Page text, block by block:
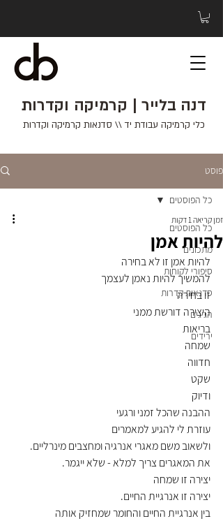
דנה בלייר | קרמיקה וקדרות
כלי קרמיקה עבודת יד \\ סדנאות קרמיקה וקדרות
פוסט
כל הפוסטים
מתכונים
סיפורי לקוחות
סדנאות קדרות
הגיגים
ירידים
כל הפוסטים
להיות אמן
זמן קריאה 1 דקות
להיות אמן זו לא בחירה
להמשיך להיות נאמן לעצמך
זו בחירה
היצירה דורשת ממני
בריאות
שמחה
חדווה
שקט
ודיוק
ההבנה שהכל זמני ורגעי
עוזרת לי להגיע למאמרים
ולשאוב משם מאגרי אנרגיה ומחצבים מינרליים.
את המאגרים צריך למלא - שלא ייגמר.
יצירה זו שמחה
יצירה זו אנרגיית החיים.
בין אנרגיית החיים והחומר שמחזיק אותה